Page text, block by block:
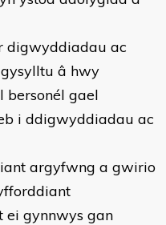
digwyddiadau ac
â hwy
bersonél gael
i ddigwyddiadau ac
argyfwng a gwirio
ei gynnwys gan